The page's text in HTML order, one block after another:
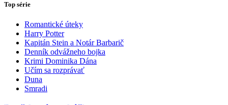
Top série
Romantické úteky
Harry Potter
Kapitán Stein a Notár Barbarič
Denník odvážneho bojka
Krimi Dominika Dána
Učím sa rozprávať
Duna
Smradi